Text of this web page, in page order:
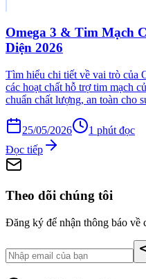
Omega 3 & Tim Mạch
Diện 2026
Tìm hiểu chi tiết về vai trò của
các hoạt chất hỗ trợ tim mạch
chuẩn chất lượng, an toàn cho
25/05/2026 1 phút đọc
Đọc tiếp
Theo dõi chúng tôi
Đăng ký để nhận thông báo về